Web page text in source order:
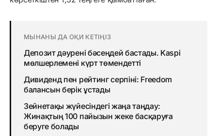
МЫНАНЫ ДА ОҚИ КЕТІҢІЗ
Депозит дәурені бәсеңдей бастады. Kaspi
мөлшерлемені күрт төмендетті
Дивиденд пен рейтинг серпіні: Freedom
балансын берік ұстады
Зейнетақы жүйесіндегі жаңа таңдау:
Жинақтың 100 пайызын жеке басқаруға
беруге болады